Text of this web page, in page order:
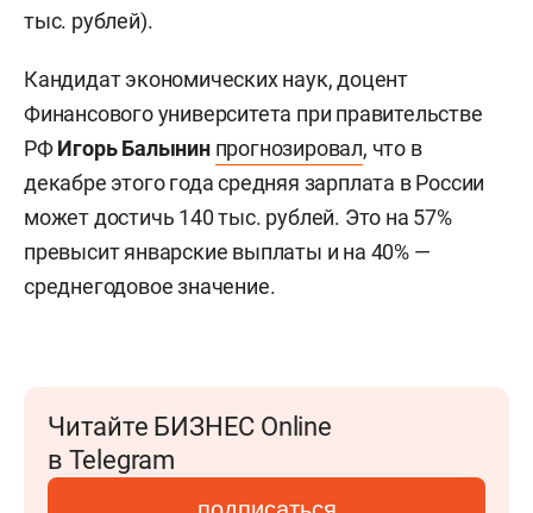
тыс. рублей).
Кандидат экономических наук, доцент
Финансового университета при правительстве
РФИгорь Балынин прогнозировал, что в
декабре этого года средняя зарплата в России
может достичь 140 тыс. рублей. Это на 57%
превысит январские выплаты и на 40% —
среднегодовое значение.
Читайте БИЗНЕС Online
в Telegram